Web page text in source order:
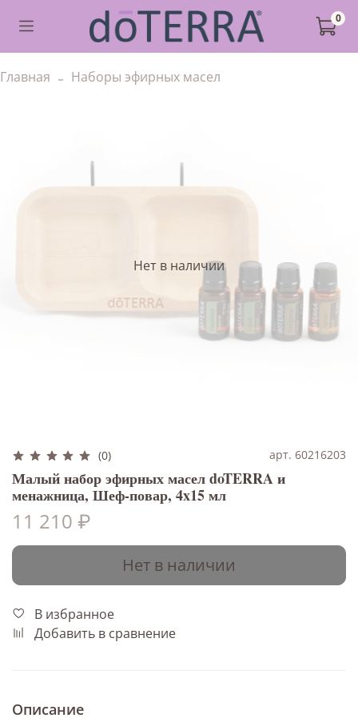
0
Главная Наборы эфирных масел
Нет в наличии
(0) арт. 60216203
Малый набор эфирных масел doTERRA и
менажница, Шеф-повар, 4x15 мл
11 210 ₽
Нет в наличии
В избранное
Добавить в сравнение
Описание